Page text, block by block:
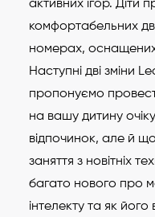
активних ігор. Діти
комфортабельних
номерах,
Наступні дві зміни
пропонуємо
на вашу дитину
відпочинок, але й
заняття з новітніх
багато нового про
інтелекту та як